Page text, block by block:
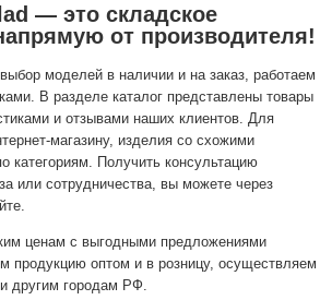
— это складское
от производителя!
моделей в наличии и на заказ, работаем
В разделе каталог представлены товары
и отзывами наших клиентов. Для
магазину, изделия со схожими
категориям. Получить консультацию
или сотрудничества, вы можете через
ценам с выгодными предложениями
продукцию оптом и в розницу, осуществляем
другим городам РФ.